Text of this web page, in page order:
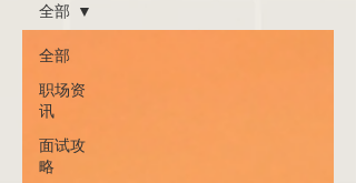
全部
职场资
讯
面试攻
略
全部